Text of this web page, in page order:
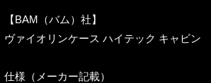
【BAM（バム）社】
ヴァイオリンケース ハイテック キャビン
仕様（メーカー記載）